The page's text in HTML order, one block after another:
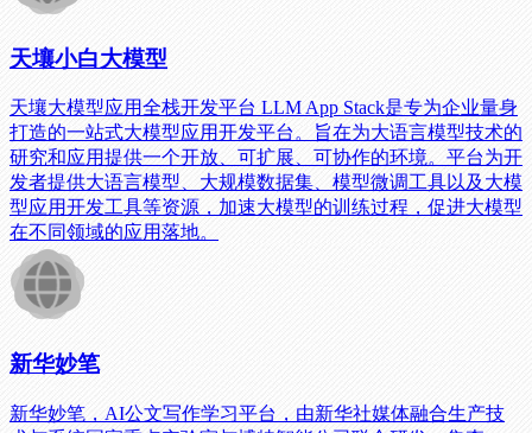
天壤小白大模型
天壤大模型应用全栈开发平台 LLM App Stack是专为企业量身
打造的一站式大模型应用开发平台。旨在为大语言模型技术的
研究和应用提供一个开放、可扩展、可协作的环境。平台为开
发者提供大语言模型、大规模数据集、模型微调工具以及大模
型应用开发工具等资源，加速大模型的训练过程，促进大模型
在不同领域的应用落地。
新华妙笔
新华妙笔，AI公文写作学习平台，由新华社媒体融合生产技